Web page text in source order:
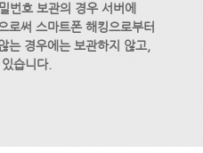
번호 보관의 경우 서버에
로써 스마트폰 해킹으로부터
는 경우에는 보관하지 않고,
습니다.